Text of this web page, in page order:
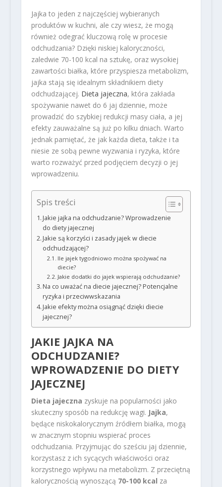
Jajka to jeden z najczęściej wybieranych
produktów w kuchni, ale czy wiesz, że mogą
również odegrać kluczową rolę w procesie
odchudzania? Dzięki niskiej kaloryczności,
zaledwie 70-100 kcal na sztukę, oraz wysokiej
zawartości białka, które przyspiesza metabolizm,
jajka stają się idealnym składnikiem diety
odchudzającej. Dieta jajeczna, która zakłada
spożywanie nawet do 6 jaj dziennie, może
prowadzić do szybkiej redukcji masy ciała, a jej
efekty zauważalne są już po kilku dniach. Warto
jednak pamiętać, że jak każda dieta, także i ta
niesie ze sobą pewne wyzwania i ryzyka, które
warto rozważyć przed podjęciem decyzji o jej
wprowadzeniu.
Spis treści
Jakie jajka na odchudzanie? Wprowadzenie
do diety jajecznej
Jakie są korzyści i zasady jajek w diecie
odchudzającej?
Ile jajek tygodniowo można spożywać na
diecie?
Jakie dodatki do jajek wspierają odchudzanie?
Na co uważać na diecie jajecznej? Potencjalne
ryzyka i przeciwwskazania
Jakie efekty można osiągnąć dzięki diecie
jajecznej?
JAKIE JAJKA NA
ODCHUDZANIE?
WPROWADZENIE DO DIETY
JAJECZNEJ
Dieta jajeczna zyskuje na popularności jako
skuteczny sposób na redukcję wagi. Jajka,
będące niskokalorycznym źródłem białka, mogą
w znacznym stopniu wspierać proces
odchudzania. Przyjmując do sześciu jaj dziennie,
korzystasz z ich sycących właściwości oraz
korzystnego wpływu na metabolizm. Z przeciętną
kalorycznością wynoszącą 70-100 kcal za